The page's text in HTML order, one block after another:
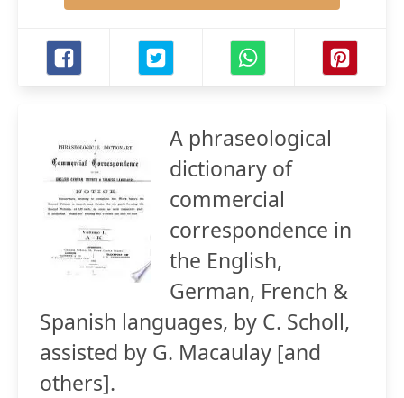
A phraseological
dictionary of
commercial
correspondence in
the English,
German, French &
Spanish languages, by C. Scholl,
assisted by G. Macaulay [and
others].